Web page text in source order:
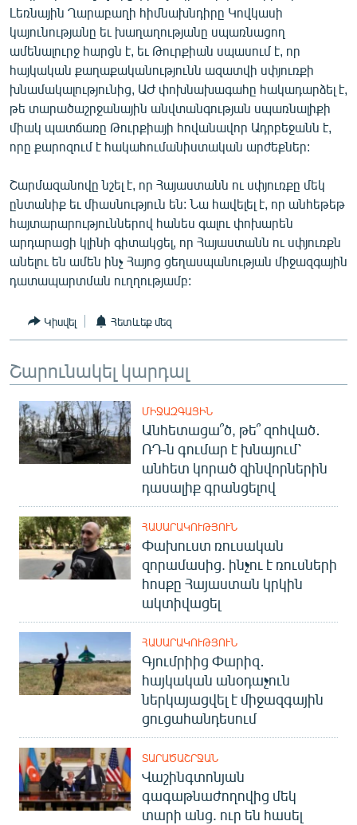
ՁԳՏԵԼՈՎ ԼԱՎԱԳՈՒՅՆԻՆ
ՓՈԴՔԱՍԹ
Հայերեն
English
Русский
ՀԵՏԵՎԵՔ ՄԵԶ
Լեռնային Ղարաբաղի հիմնախնդիրը Կովկասի
կայունությանը եւ խաղաղությանը սպառնացող
ամենալուրջ հարցն է, եւ Թուրքիան սպասում է, որ
հայկական քաղաքականությունն ազատվի սփյուռքի
խնամակալությունից, ԱԺ փոխնախագահը հակադարձել է,
թե տարածաշրջանային անվտանգության սպառնալիքի
միակ պատճառը Թուրքիայի հովանավոր Ադրբեջանն է,
որը քարոզում է հակահումանիստական արժեքներ:
Շարմազանովը նշել է, որ Հայաստանն ու սփյուռքը մեկ
ընտանիք եւ միասնություն են: Նա հավելել է, որ անհեթեթ
հայտարարություններով հանես գալու փոխարեն
արդարացի կլինի գիտակցել, որ Հայաստանն ու սփյուռքն
անելու են ամեն ինչ Հայոց ցեղասպանության միջազգային
դատապարտման ուղղությամբ:
Կիսվել Հետևեք մեզ
Շարունակել կարդալ
ՄԻՋԱԶԳԱՅԻՆ
Անհետացա՞ծ, թե՞ զոհված․
ՌԴ-ն գումար է խնայում՝
անհետ կորած զինվորներին
դասալիք գրանցելով
ՀԱՍԱՐԱԿՈՒԹՅՈՒՆ
Փախուստ ռուսական
զորամասից. ինչու է ռուսների
հոսքը Հայաստան կրկին
ակտիվացել
ՀԱՍԱՐԱԿՈՒԹՅՈՒՆ
Գյումրիից Փարիզ․
հայկական անօդաչուն
ներկայացվել է միջազգային
ցուցահանդեսում
ՏԱՐԱԾԱՇՐՋԱՆ
Վաշինգտոնյան
գագաթնաժողովից մեկ
տարի անց. ուր են հասել